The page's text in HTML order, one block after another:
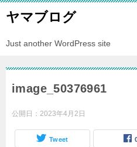
ヤマブログ
Just another WordPress site
image_50376961
公開日： 2023年4月2日
Tweet